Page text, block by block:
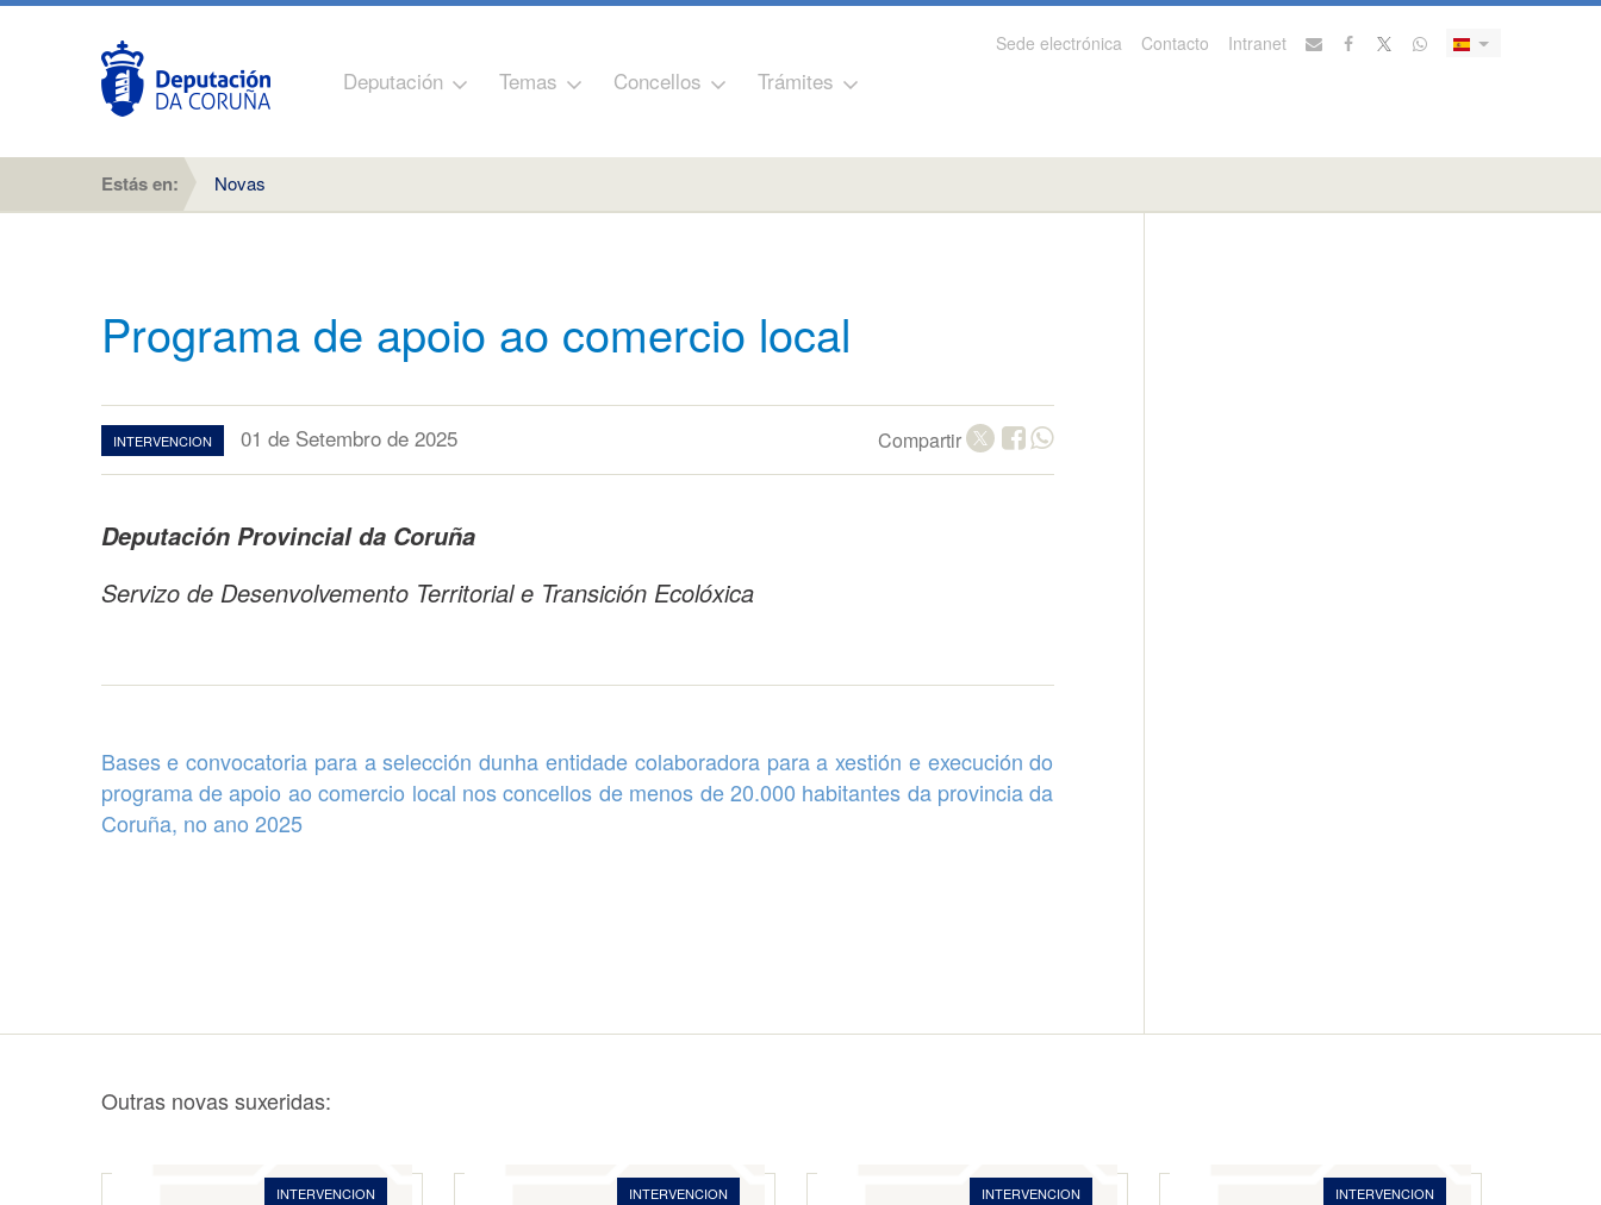
Sede electrónica Contacto Intranet
Deputación Temas Concellos Trámites
Estás en: Novas
Programa de apoio ao comercio local
INTERVENCION 01 de Setembro de 2025 Compartir
Deputación Provincial da Coruña
Servizo de Desenvolvemento Territorial e Transición Ecolóxica
Bases e convocatoria para a selección dunha entidade colaboradora para a xestión e execución do
programa de apoio ao comercio local nos concellos de menos de 20.000 habitantes da provincia da
Coruña, no ano 2025
Outras novas suxeridas:
INTERVENCION INTERVENCION INTERVENCION INTERVENCION